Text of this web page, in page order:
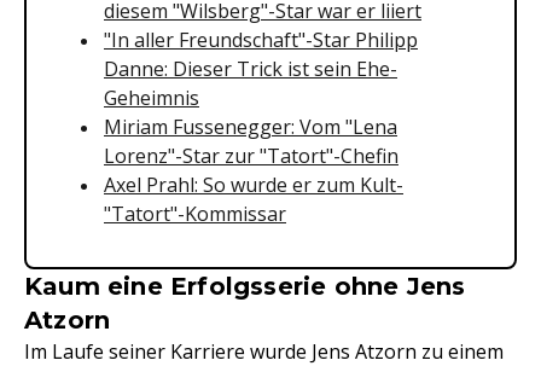
diesem "Wilsberg"-Star war er liiert
"In aller Freundschaft"-Star Philipp
Danne: Dieser Trick ist sein Ehe-
Geheimnis
Miriam Fussenegger: Vom "Lena
Lorenz"-Star zur "Tatort"-Chefin
Axel Prahl: So wurde er zum Kult-
"Tatort"-Kommissar
Kaum eine Erfolgsserie ohne Jens
Atzorn
Im Laufe seiner Karriere wurde Jens Atzorn zu einem